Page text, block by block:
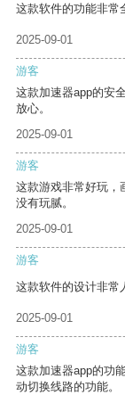
这款软件的功能非常
2025-09-01
游客
这款加速器app的安
放心。
2025-09-01
游客
这款游戏非常好玩，
没有玩腻。
2025-09-01
游客
这款软件的设计非常
2025-09-01
游客
这款加速器app的功
动切换线路的功能。